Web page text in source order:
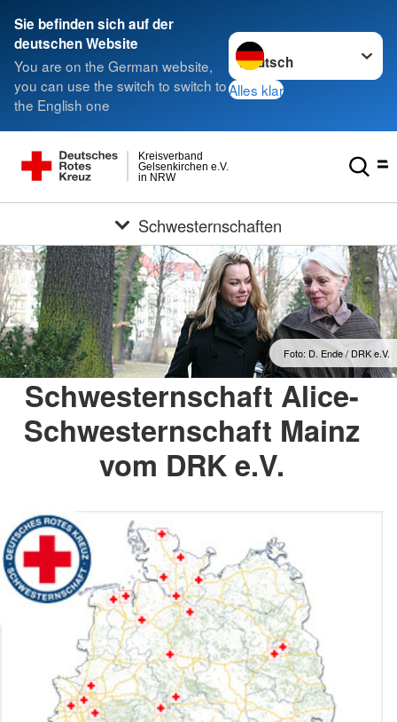
Sie befinden sich auf der
deutschen Website
You are on the German website,
you can use the switch to switch to
the English one
Sprache wechseln zu
Alles klar
in NRW
Gelsenkirchen e.V.
Kreisverband
Schwesternschaften
Foto: D. Ende / DRK e.V.
Schwesternschaft Alice-
Schwesternschaft Mainz
vom DRK e.V.